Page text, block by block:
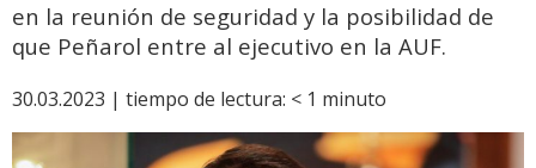
en la reunión de seguridad y la posibilidad de
que Peñarol entre al ejecutivo en la AUF.
30.03.2023 | tiempo de lectura: < 1 minuto